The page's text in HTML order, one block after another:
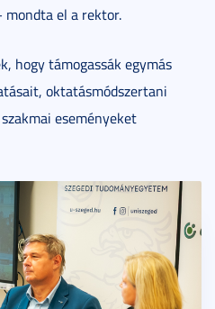
el a rektor.
hogy támogassák egymás
oktatásmódszertani
eseményeket